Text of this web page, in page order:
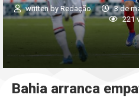
written byRedação 3 de
221
Bahia arranca